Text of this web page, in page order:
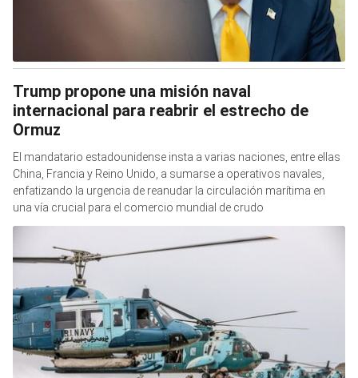
Trump propone una misión naval
internacional para reabrir el estrecho de
Ormuz
El mandatario estadounidense insta a varias naciones, entre ellas
China, Francia y Reino Unido, a sumarse a operativos navales,
enfatizando la urgencia de reanudar la circulación marítima en
una vía crucial para el comercio mundial de crudo